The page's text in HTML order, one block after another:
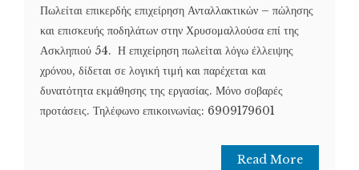
Πωλείται επικερδής επιχείρηση Ανταλλακτικών – πώλησης
και επισκευής ποδηλάτων στην Χρυσομαλλούσα επί της
Ασκληπιού 54. Η επιχείρηση πωλείται λόγω έλλειψης
χρόνου, δίδεται σε λογική τιμή και παρέχεται και
δυνατότητα εκμάθησης της εργασίας. Μόνο σοβαρές
προτάσεις. Τηλέφωνο επικοινωνίας: 6909179601
Read More